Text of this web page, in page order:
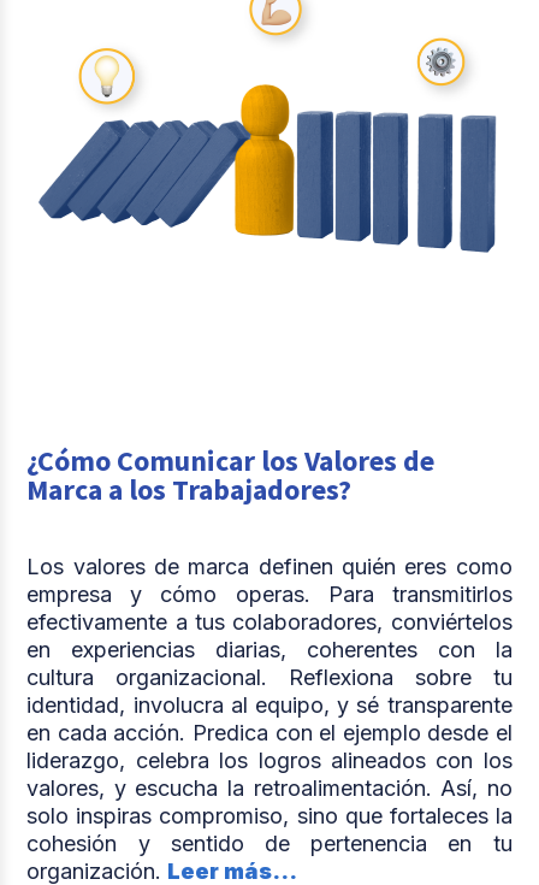
¿Cómo Comunicar los Valores de
Marca a los Trabajadores?
Los valores de marca definen quién eres como
empresa y cómo operas. Para transmitirlos
efectivamente a tus colaboradores, conviértelos
en experiencias diarias, coherentes con la
cultura organizacional. Reflexiona sobre tu
identidad, involucra al equipo, y sé transparente
en cada acción. Predica con el ejemplo desde el
liderazgo, celebra los logros alineados con los
valores, y escucha la retroalimentación. Así, no
solo inspiras compromiso, sino que fortaleces la
cohesión y sentido de pertenencia en tu
organización. Leer más...